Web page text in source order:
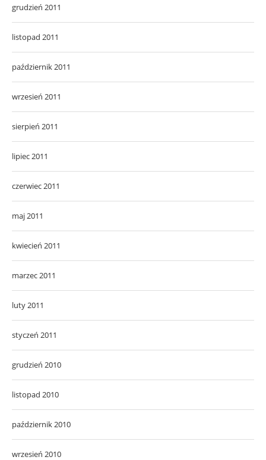
grudzień 2011
listopad 2011
październik 2011
wrzesień 2011
sierpień 2011
lipiec 2011
czerwiec 2011
maj 2011
kwiecień 2011
marzec 2011
luty 2011
styczeń 2011
grudzień 2010
listopad 2010
październik 2010
wrzesień 2010